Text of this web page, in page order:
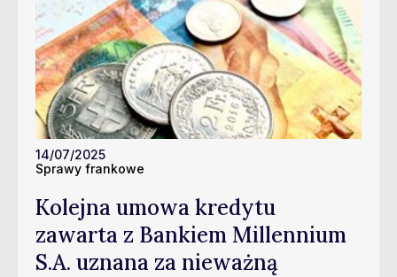
14/07/2025
Sprawy frankowe
Kolejna umowa kredytu
zawarta z Bankiem Millennium
S.A. uznana za nieważną